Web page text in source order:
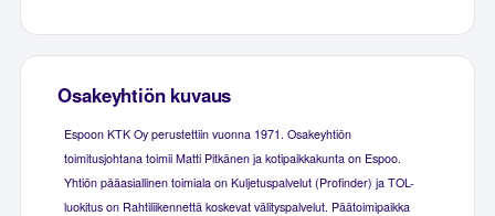
Osakeyhtiön kuvaus
Espoon KTK Oy perustettiin vuonna 1971. Osakeyhtiön
toimitusjohtana toimii Matti Pitkänen ja kotipaikkakunta on Espoo.
Yhtiön pääasiallinen toimiala on Kuljetuspalvelut (Profinder) ja TOL-
luokitus on Rahtiliikennettä koskevat välityspalvelut. Päätoimipaikka